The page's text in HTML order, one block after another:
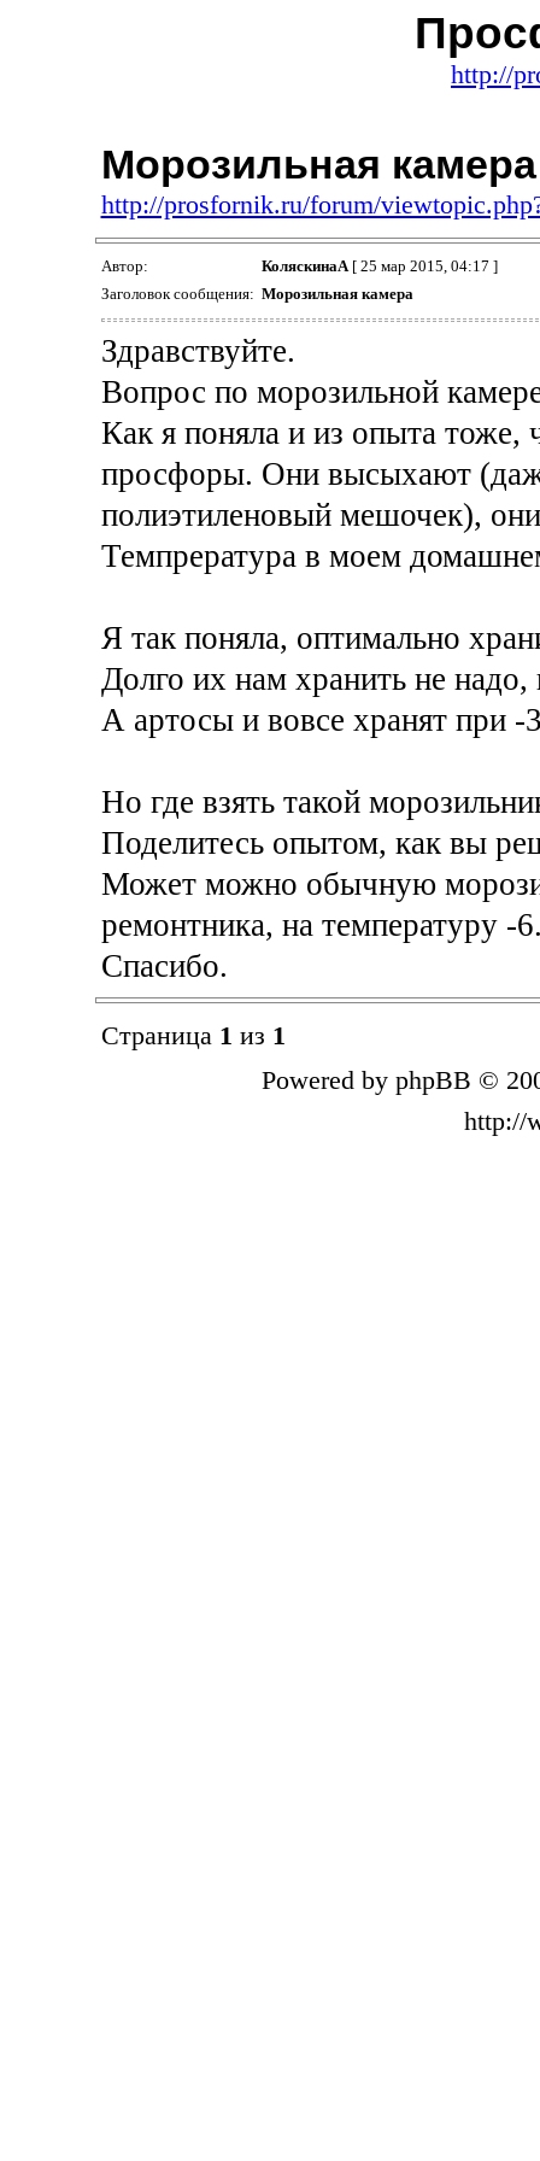
http://
Морозильная камера
http://prosfornik.ru/forum/
Автор: КоляскинаА[ 25 мар 2015, 04:17 ]
Заголовок сообщения: Морозильная камера
Здравствуйте.
Вопрос по морозильной
Как я поняла и из опыта тоже,
просфоры. Они высыхают
полиэтиленовый мешочек),
Темпрература в моем
Я так поняла, оптимально
Долго их нам хранить не надо,
А артосы и вовсе хранят при -
Но где взять такой
Поделитесь опытом, как вы
Может можно обычную
ремонтника, на температуру -
Спасибо.
Страница 1 из 1
Powered by phpBB ©
http://